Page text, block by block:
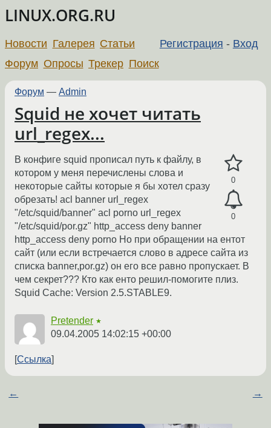
LINUX.ORG.RU
Регистрация - Вход
Новости Галерея Статьи
Форум Опросы Трекер Поиск
Форум — Admin
Squid не хочет читать
url_regex...
0
0
В конфиге squid прописал путь к файлу, в
котором у меня перечислены слова и
некоторые сайты которые я бы хотел сразу
обрезать! acl banner url_regex
"/etc/squid/banner" acl porno url_regex
"/etc/squid/por.gz" http_access deny banner
http_access deny porno Но при обращении на ентот
сайт (или если встречается слово в адресе сайта из
списка banner,por.gz) он его все равно пропускает. В
чем секрет??? Кто как енто решил-помогите плиз.
Squid Cache: Version 2.5.STABLE9.
Pretender ★
09.04.2005 14:02:15 +00:00
Ссылка
← →